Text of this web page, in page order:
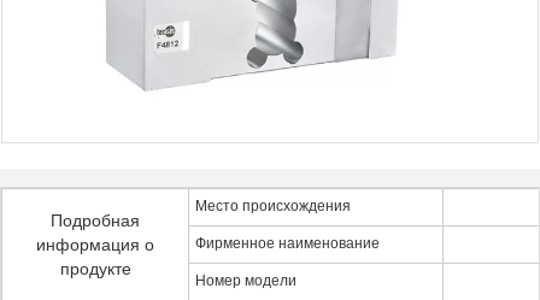
Подробная
информация о
продукте
Место происхождения
Фирменное наименование
Номер модели